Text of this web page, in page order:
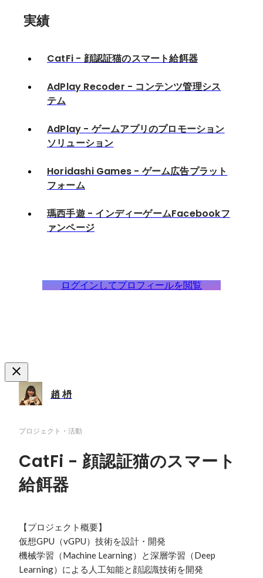
実績
CatFi - 顔認証猫のスマート給餌器
AdPlay Recoder - コンテンツ管理シス
テム
AdPlay - ゲームアプリのプロモーション
ソリューション
Horidashi Games - ゲーム広告プラット
フォーム
瑪西手遊 - インディーゲームFacebookフ
ァンページ
ログインしてプロフィールを閲覧
趙 枬
プロジェクト・活動
CatFi - 顔認証猫のスマート
給餌器
【プロジェクト概要】
仮想GPU（vGPU）技術を設計・開発
機械学習（Machine Learning）と深層学習（Deep
Learning）による人工知能と顔認識技術を開発